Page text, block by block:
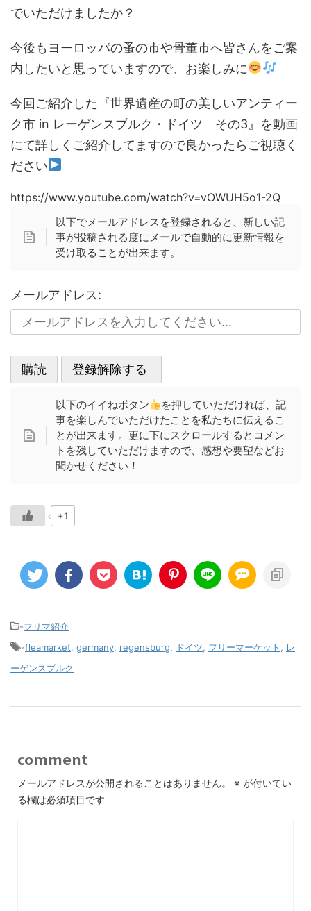
でいただけましたか？
今後もヨーロッパの蚤の市や骨董市へ皆さんをご案
内したいと思っていますので、お楽しみに
今回ご紹介した『世界遺産の町の美しいアンティー
ク市 in レーゲンスブルク・ドイツ その3』を動画
にて詳しくご紹介してますので良かったらご視聴く
ださい
https://www.youtube.com/watch?v=vOWUH5o1-2Q
以下でメールアドレスを登録されると、新しい記
事が投稿される度にメールで自動的に更新情報を
受け取ることが出来ます。
メールアドレス:
以下のイイねボタン
を押していただければ、記
事を楽しんでいただけたことを私たちに伝えるこ
とが出来ます。更に下にスクロールするとコメン
トを残していただけますので、感想や要望などお
聞かせください！
+1
-フリマ紹介
-fleamarket, germany, regensburg, ドイツ, フリーマーケット , レ
ーゲンスブルク
comment
メールアドレスが公開されることはありません。 ※ が付いてい
る欄は必須項目です